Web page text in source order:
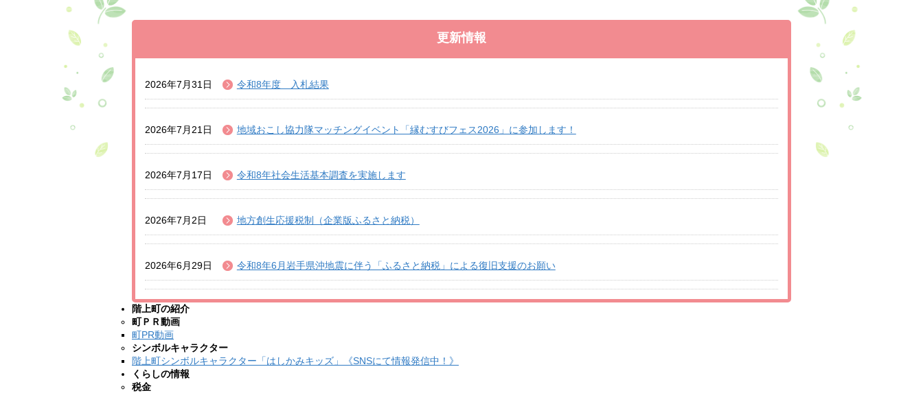
更新情報
2026年7月31日 令和8年度 入札結果
2026年7月21日 地域おこし協力隊マッチングイベント「縁むすびフェス2026」に参加します！
2026年7月17日 令和8年社会生活基本調査を実施します
2026年7月2日 地方創生応援税制（企業版ふるさと納税）
2026年6月29日 令和8年6月岩手県沖地震に伴う「ふるさと納税」による復旧支援のお願い
階上町の紹介
町ＰＲ動画
町PR動画
シンボルキャラクター
階上町シンボルキャラクター「はしかみキッズ」《SNSにて情報発信中！》
くらしの情報
税金